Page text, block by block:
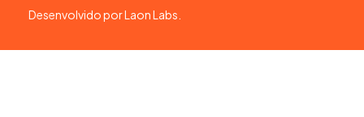
Desenvolvido porLaon Labs